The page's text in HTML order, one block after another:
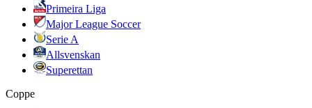
Primeira Liga
Major League Soccer
Serie A
Allsvenskan
Superettan
Coppe